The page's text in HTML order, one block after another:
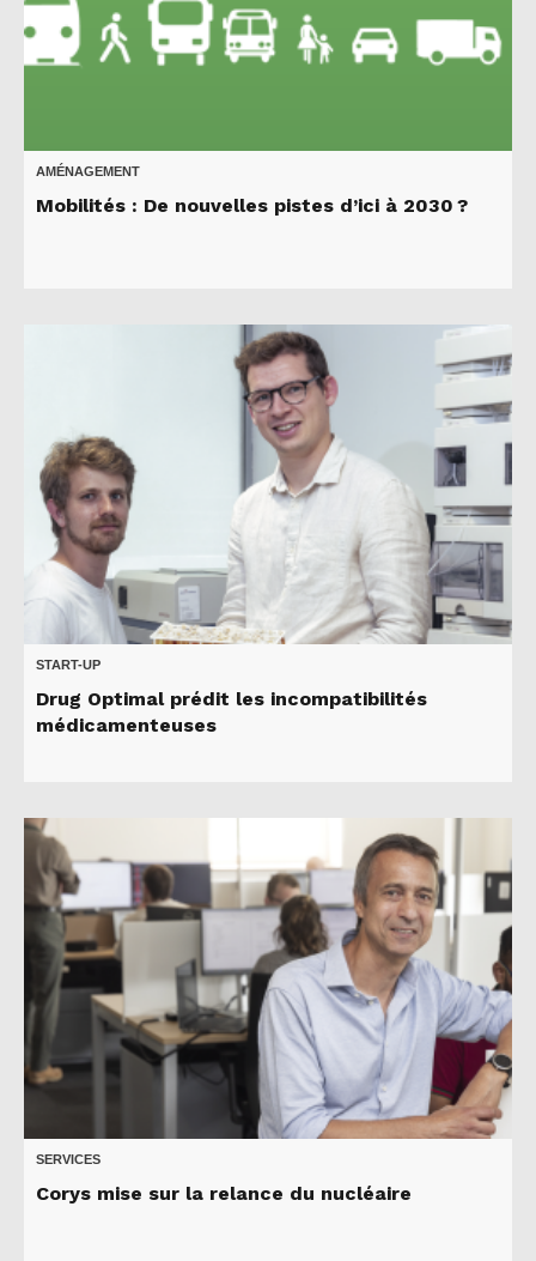
AMÉNAGEMENT
Mobilités : De nouvelles pistes d’ici à 2030 ?
START-UP
Drug Optimal prédit les incompatibilités
médicamenteuses
SERVICES
Corys mise sur la relance du nucléaire